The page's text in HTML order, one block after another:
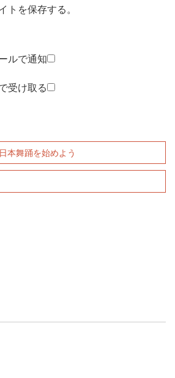
トを保存する。
ルで通知
受け取る
本舞踊を始めよう